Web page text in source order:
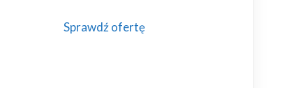
Sprawdź ofertę